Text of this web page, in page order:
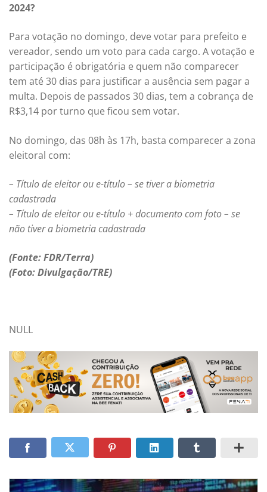
2024?
Para votação no domingo, deve votar para prefeito e
vereador, sendo um voto para cada cargo. A votação e
participação é obrigatória e quem não comparecer
tem até 30 dias para justificar a ausência sem pagar a
multa. Depois de passados 30 dias, tem a cobrança de
R$3,14 por turno que ficou sem votar.
No domingo, das 08h às 17h, basta comparecer a zona
eleitoral com:
– Título de eleitor ou e-título – se tiver a biometria
cadastrada
– Título de eleitor ou e-título + documento com foto – se
não tiver a biometria cadastrada
(Fonte: FDR/Terra)
(Foto: Divulgação/TRE)
NULL